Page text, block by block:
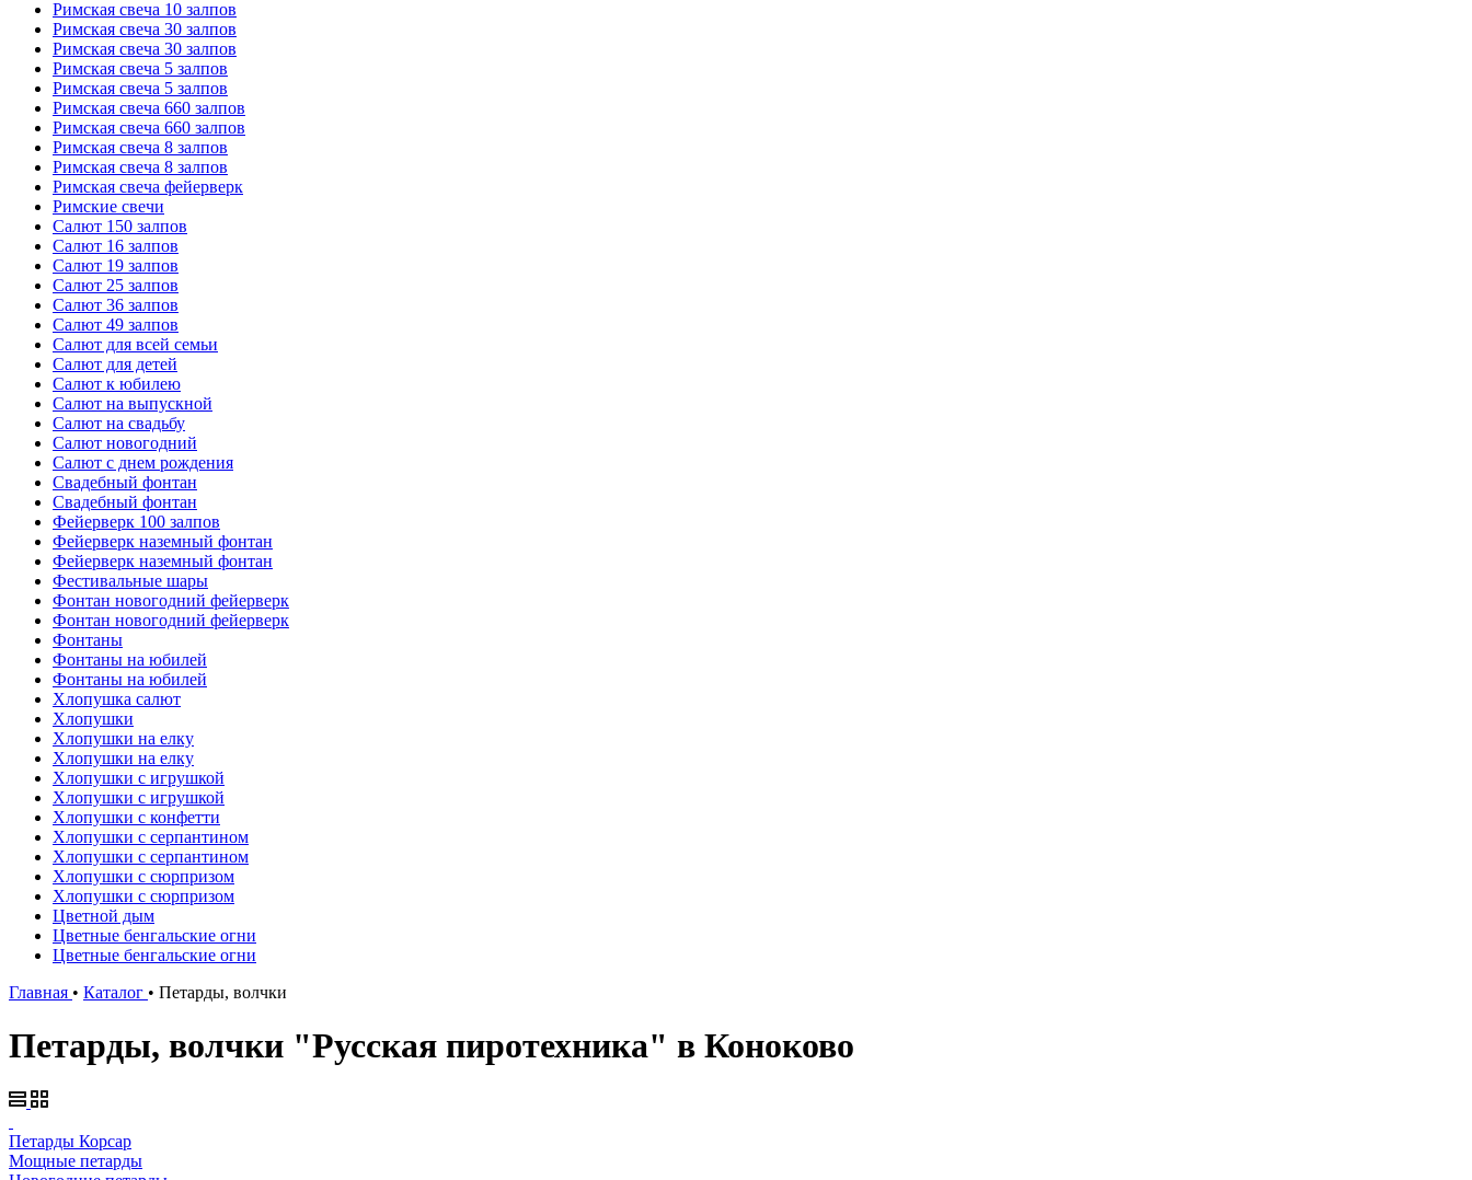
Римская свеча 10 залпов
Римская свеча 30 залпов
Римская свеча 30 залпов
Римская свеча 5 залпов
Римская свеча 5 залпов
Римская свеча 660 залпов
Римская свеча 660 залпов
Римская свеча 8 залпов
Римская свеча 8 залпов
Римская свеча фейерверк
Римские свечи
Салют 150 залпов
Салют 16 залпов
Салют 19 залпов
Салют 25 залпов
Салют 36 залпов
Салют 49 залпов
Салют для всей семьи
Салют для детей
Салют к юбилею
Салют на выпускной
Салют на свадьбу
Салют новогодний
Салют с днем рождения
Свадебный фонтан
Свадебный фонтан
Фейерверк 100 залпов
Фейерверк наземный фонтан
Фейерверк наземный фонтан
Фестивальные шары
Фонтан новогодний фейерверк
Фонтан новогодний фейерверк
Фонтаны
Фонтаны на юбилей
Фонтаны на юбилей
Хлопушка салют
Хлопушки
Хлопушки на елку
Хлопушки на елку
Хлопушки с игрушкой
Хлопушки с игрушкой
Хлопушки с конфетти
Хлопушки с серпантином
Хлопушки с серпантином
Хлопушки с сюрпризом
Хлопушки с сюрпризом
Цветной дым
Цветные бенгальские огни
Цветные бенгальские огни
Главная • Каталог • Петарды, волчки
Петарды, волчки "Русская пиротехника" в Коноково
Петарды Корсар
Мощные петарды